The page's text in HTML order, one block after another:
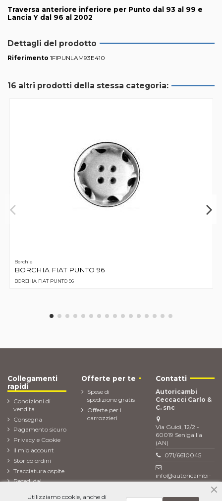
Traversa anteriore inferiore per Punto dal 93 al 99 e
Lancia Y dal 96 al 2002
Dettagli del prodotto
Riferimento 1FIPUNLAM93E410
16 altri prodotti della stessa categoria:
Borchie
BORCHIA FIAT PUNTO 96
BORCHIA FIAT PUNTO 96
Collegamenti
rapidi
Condizioni di
vendita
Consegna
Pagamento sicuro
Privacy e Cookie
Il mio account
Storico ordini
Tracciatura ospite
Recedi dal
ordine)
Offerte per te
Spese di
spedizione gratis
Offerte per i
carrozzieri
Contatti
Autoricambi
Ceccacci Carlo &
C. snc
Via Guidi, 12/2 -
60019 Senigallia
(AN)
071/6610045
info@autoricambi-
ceccacci.it
Utilizziamo cookie, anche di